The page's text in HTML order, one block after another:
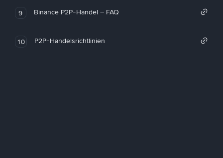
9 Binance P2P-Handel – FAQ
10 P2P-Handelsrichtlinien